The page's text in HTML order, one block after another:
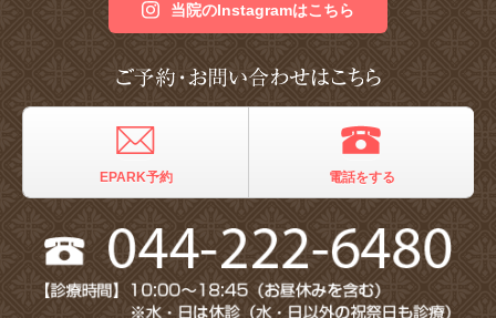
当院のInstagramはこちら
EPARK予約 電話をする